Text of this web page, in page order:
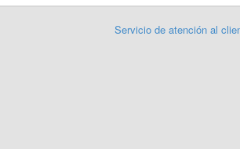
Servicio de atención al